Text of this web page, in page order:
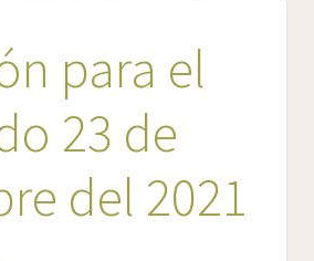
para el
23 de
del 2021